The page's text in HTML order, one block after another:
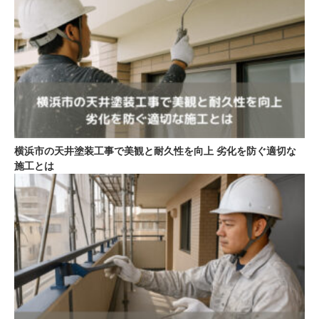
横浜市の天井塗装工事で美観と耐久性を向上 劣化を防ぐ適切な
施工とは